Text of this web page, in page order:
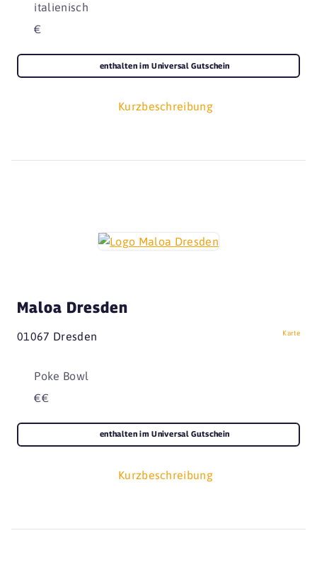
italienisch
€
Kurzbeschreibung
enthalten im Universal Gutschein
Maloa Dresden
01067 Dresden Karte
Poke Bowl
€€
Kurzbeschreibung
enthalten im Universal Gutschein